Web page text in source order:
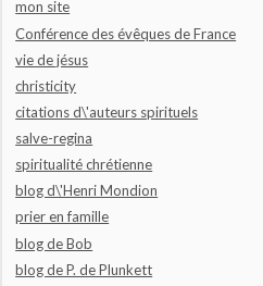
mon site
Conférence des évêques de France
vie de jésus
christicity
citations d\'auteurs spirituels
salve-regina
spiritualité chrétienne
blog d\'Henri Mondion
prier en famille
blog de Bob
blog de P. de Plunkett